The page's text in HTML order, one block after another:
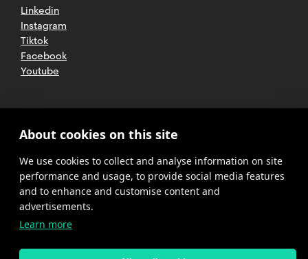
Linkedin
Instagram
Tiktok
Facebook
Youtube
advice
Privacy
policy
Cookies
About cookies on this site
We use cookies to collect and analyse information on site
performance and usage, to provide social media features
and to enhance and customise content and
advertisements.
Learn more